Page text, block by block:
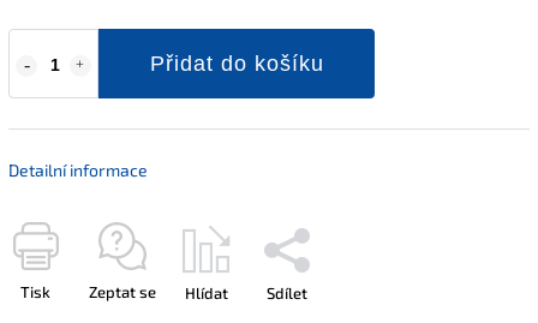
Přidat do košíku
Detailní informace
Tisk Zeptat se Hlídat Sdílet